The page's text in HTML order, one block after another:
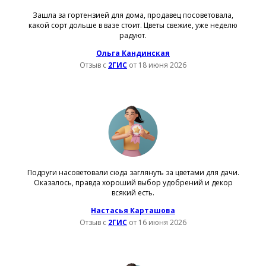
Зашла за гортензией для дома, продавец посоветовала,
какой сорт дольше в вазе стоит. Цветы свежие, уже неделю
радуют.
Ольга Кандинская
Отзыв с 2ГИС от 18 июня 2026
Подруги насоветовали сюда заглянуть за цветами для дачи.
Оказалось, правда хороший выбор удобрений и декор
всякий есть.
Настасья Карташова
Отзыв с 2ГИС от 16 июня 2026